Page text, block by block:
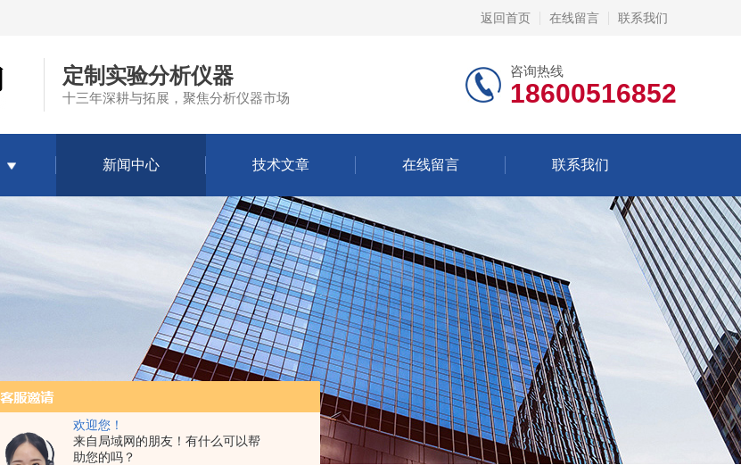
欢迎您！
来自局域网的朋友！有什么可以帮
助您的吗？
返回首页 在线留言 联系我们
定制实验分析仪器
十三年深耕与拓展，聚焦分析仪器市场
咨询热线
18600516852
新闻中心 技术文章 在线留言 联系我们